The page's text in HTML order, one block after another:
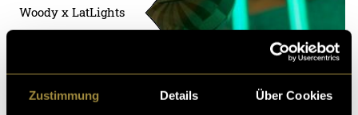
Zustimmung Details Über Cookies
Woody x LatLights